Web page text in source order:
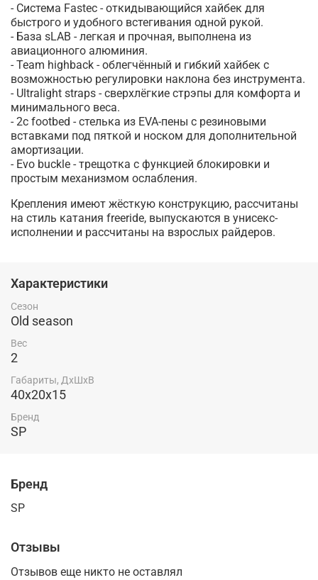
- Система Fastec - откидывающийся хайбек для
быстрого и удобного встегивания одной рукой.
- База sLAB - легкая и прочная, выполнена из
авиационного алюминия.
- Team highback - облегчённый и гибкий хайбек с
возможностью регулировки наклона без инструмента.
- Ultralight straps - сверхлёгкие стрэпы для комфорта и
минимального веса.
- 2с footbed - стелька из EVA-пены с резиновыми
вставками под пяткой и носком для дополнительной
амортизации.
- Evo buckle - трещотка с функцией блокировки и
простым механизмом ослабления.
Крепления имеют жёсткую конструкцию, рассчитаны
на стиль катания freeride, выпускаются в унисекс-
исполнении и рассчитаны на взрослых райдеров.
Характеристики
Сезон
Old season
Вес
2
Габариты, ДхШхВ
40x20x15
Бренд
SP
Бренд
SP
Отзывы
Отзывов еще никто не оставлял